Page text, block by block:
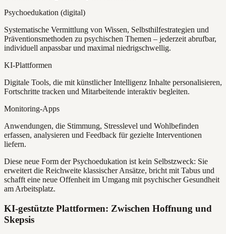
Psychoedukation (digital)
Systematische Vermittlung von Wissen, Selbsthilfestrategien und
Präventionsmethoden zu psychischen Themen – jederzeit abrufbar,
individuell anpassbar und maximal niedrigschwellig.
KI-Plattformen
Digitale Tools, die mit künstlicher Intelligenz Inhalte personalisieren,
Fortschritte tracken und Mitarbeitende interaktiv begleiten.
Monitoring-Apps
Anwendungen, die Stimmung, Stresslevel und Wohlbefinden
erfassen, analysieren und Feedback für gezielte Interventionen
liefern.
Diese neue Form der Psychoedukation ist kein Selbstzweck: Sie
erweitert die Reichweite klassischer Ansätze, bricht mit Tabus und
schafft eine neue Offenheit im Umgang mit psychischer Gesundheit
am Arbeitsplatz.
KI-gestützte Plattformen: Zwischen Hoffnung und
Skepsis